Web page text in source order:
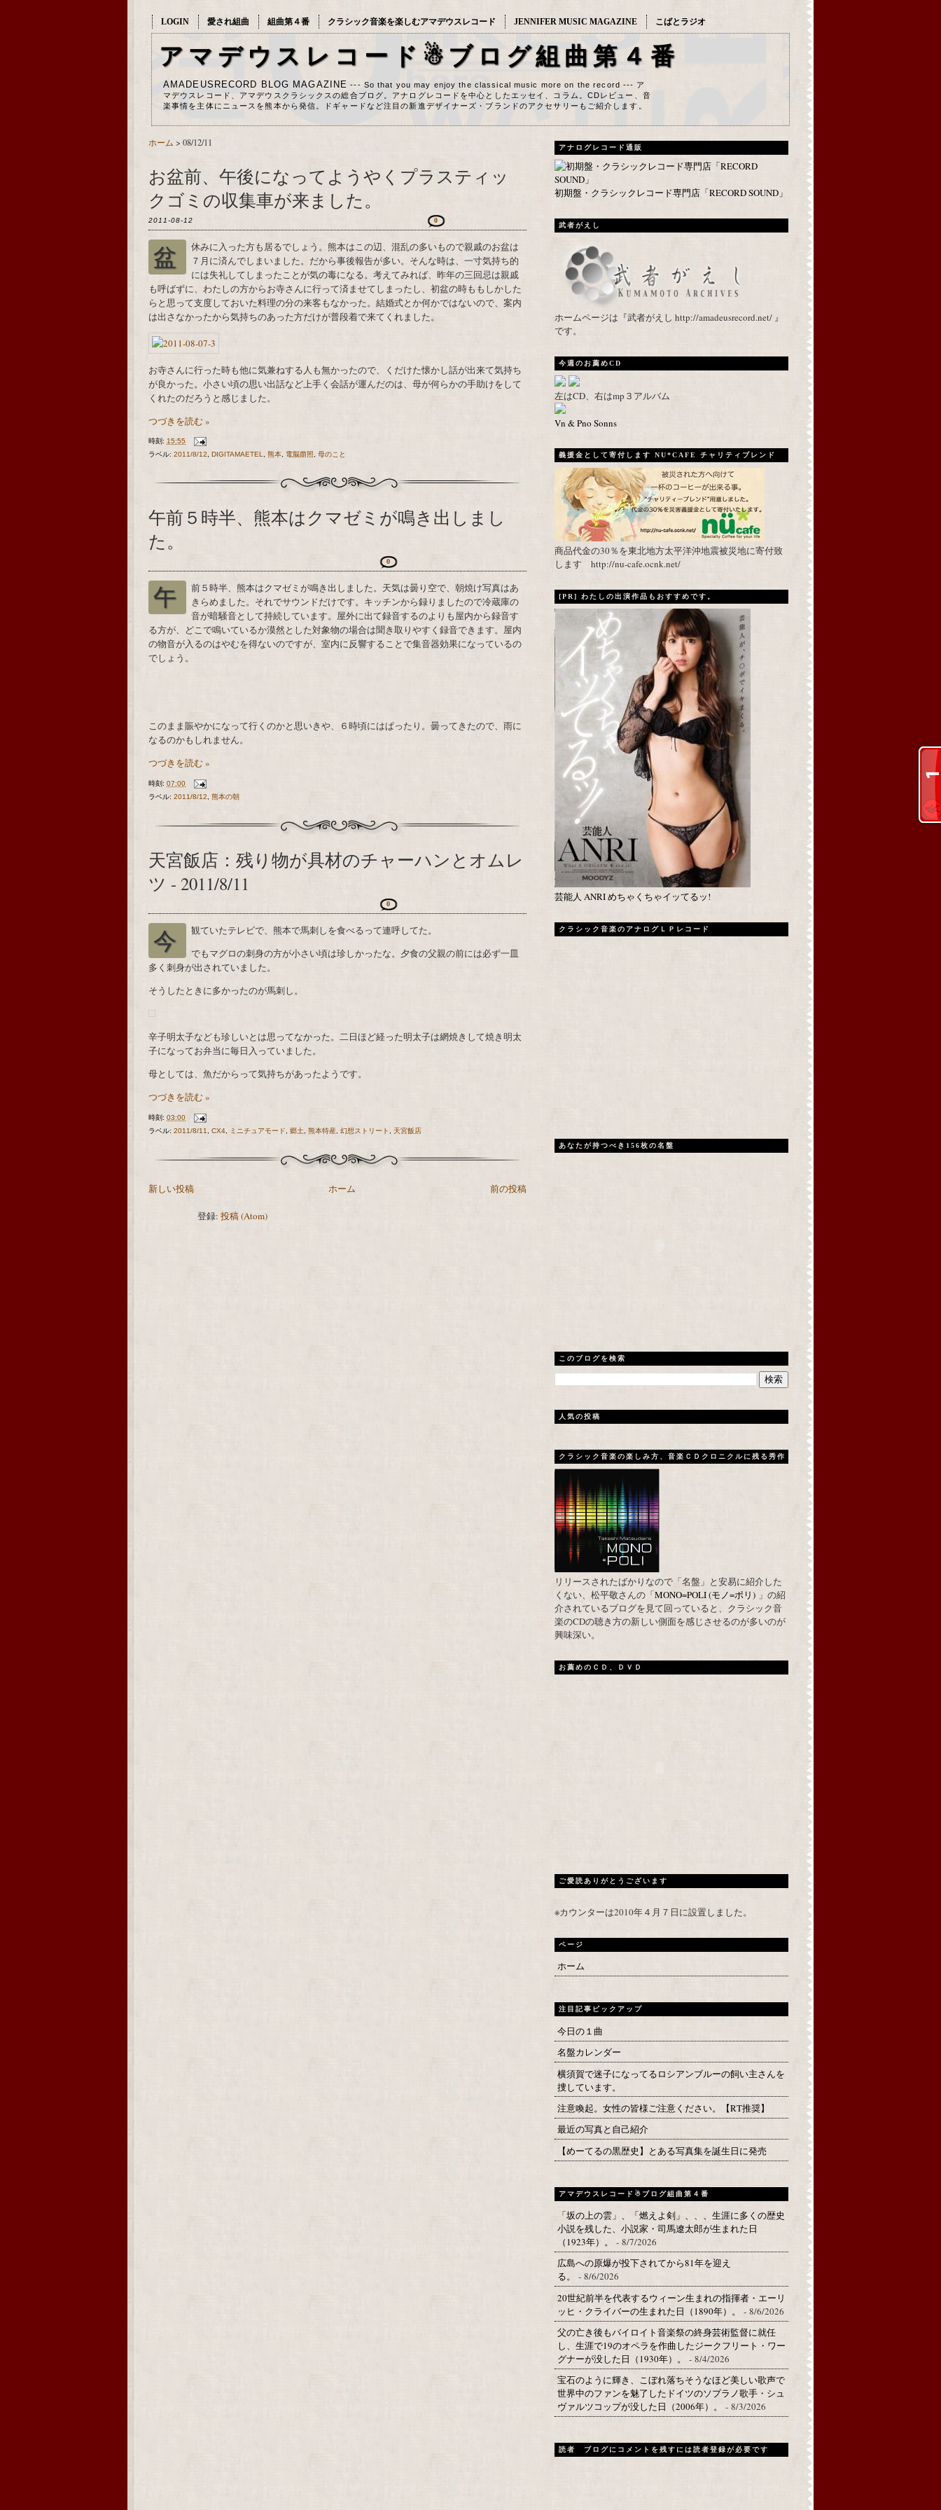
LOGIN 愛され組曲 組曲第４番 クラシック音楽を楽しむアマデウスレコード JENNIFER MUSIC MAGAZINE こばとラジオ
アマデウスレコード☃ブログ組曲第４番
AMADEUSRECORD BLOG MAGAZINE --- So that you may enjoy the classical music more on the record --- ア
マデウスレコード、アマデウスクラシックスの総合ブログ。アナログレコードを中心としたエッセイ、コラム。CDレビュー、音
楽事情を主体にニュースを熊本から発信。ドギャードなど注目の新進デザイナーズ・ブランドのアクセサリーもご紹介します。
ホーム > 08/12/11
お盆前、午後になってようやくプラスティッ
クゴミの収集車が来ました。
2011-08-12 0
盆休みに入った方も居るでしょう。熊本はこの辺、混乱の多いもので親戚のお盆は
７月に済んでしまいました。だから事後報告が多い。そんな時は、一寸気持ち的
には失礼してしまったことが気の毒になる。考えてみれば、昨年の三回忌は親戚
も呼ばずに、わたしの方からお寺さんに行って済ませてしまったし、初盆の時ももしかした
らと思って支度しておいた料理の分の来客もなかった。結婚式とか何かではないので、案内
は出さなかったから気持ちのあった方だけが普段着で来てくれました。
お寺さんに行った時も他に気兼ねする人も無かったので、くだけた懐かし話が出来て気持ち
が良かった。小さい頃の思い出話など上手く会話が運んだのは、母が何らかの手助けをして
くれたのだろうと感じました。
つづきを読む »
時刻: 15:55
ラベル: 2011/8/12, DIGITAMAETEL, 熊本, 電脳萠照, 母のこと
午前５時半、熊本はクマゼミが鳴き出しまし
た。
0
午
前５時半、熊本はクマゼミが鳴き出しました。天気は曇り空で、朝焼け写真はあ
きらめました。それでサウンドだけです。キッチンから録りましたので冷蔵庫の
音が暗騒音として持続しています。屋外に出て録音するのよりも屋内から録音す
る方が、どこで鳴いているか漠然とした対象物の場合は聞き取りやすく録音できます。屋内
の物音が入るのはやむを得ないのですが、室内に反響することで集音器効果になっているの
でしょう。
このまま賑やかになって行くのかと思いきや、６時頃にはぱったり。曇ってきたので、雨に
なるのかもしれません。
つづきを読む »
時刻: 07:00
ラベル: 2011/8/12 熊本の朝
天宮飯店：残り物が具材のチャーハンとオムレ
ツ - 2011/8/11
0
今観ていたテレビで、熊本で馬刺しを食べるって連呼してた。
でもマグロの刺身の方が小さい頃は珍しかったな。夕食の父親の前には必ず一皿
多く刺身が出されていました。
そうしたときに多かったのが馬刺し。
辛子明太子なども珍しいとは思ってなかった。二日ほど経った明太子は網焼きして焼き明太
子になってお弁当に毎日入っていました。
母としては、魚だからって気持ちがあったようです。
つづきを読む »
時刻: 03:00
ラベル: 2011/8/11 CX4 ミニチュアモード 郷土 熊本特産 幻想ストリート 天宮飯店
新しい投稿 前の投稿
ホーム
登録: 投稿 (Atom)
アナログレコード通販
初期盤・クラシックレコード専門店「RECORD SOUND」
武者がえし
ホームページは『武者がえし http://amadeusrecord.net/ 』
です。
今週のお薦めCD
左はCD、右はmp３アルバム
Vn & Pno Sonns
義援金として寄付します NU*CAFE チャリティブレンド
商品代金の30％を東北地方太平洋沖地震被災地に寄付致
します http://nu-cafe.ocnk.net/
[PR] わたしの出演作品もおすすめです。
芸能人 ANRI めちゃくちゃイッてるッ!
クラシック音楽のアナログＬＰレコード
あなたが持つべき156枚の名盤
このブログを検索
人気の投稿
クラシック音楽の楽しみ方、音楽ＣＤクロニクルに残る秀作
リリースされたばかりなので「名盤」と安易に紹介した
くない、松平敬さんの「MONO=POLI (モノ=ポリ) 」の紹
介されているブログを見て回っていると、クラシック音
楽のCDの聴き方の新しい側面を感じさせるのが多いのが
興味深い。
お薦めのＣＤ、ＤＶＤ
ご愛読ありがとうございます
※カウンターは2010年４月７日に設置しました。
ページ
ホーム
注目記事ピックアップ
今日の１曲
名盤カレンダー
横須賀で迷子になってるロシアンブルーの飼い主さんを
捜しています。
注意喚起。女性の皆様ご注意ください。【RT推奨】
最近の写真と自己紹介
【めーてるの黒歴史】とある写真集を誕生日に発売
アマデウスレコード☃ブログ組曲第４番
「坂の上の雲」、「燃えよ剣」、、、生涯に多くの歴史
小説を残した、小説家・司馬遼太郎が生まれた日
（1923年）。
- 8/7/2026
広島への原爆が投下されてから81年を迎え
る。
- 8/6/2026
20世紀前半を代表するウィーン生まれの指揮者・エーリ
ッヒ・クライバーの生まれた日（1890年）。
- 8/6/2026
父の亡き後もバイロイト音楽祭の終身芸術監督に就任
し、生涯で19のオペラを作曲したジークフリート・ワー
グナーが没した日（1930年）。
- 8/4/2026
宝石のように輝き、こぼれ落ちそうなほど美しい歌声で
世界中のファンを魅了したドイツのソプラノ歌手・シュ
ヴァルツコップが没した日（2006年）。
- 8/3/2026
読者 ブログにコメントを残すには読者登録が必要です